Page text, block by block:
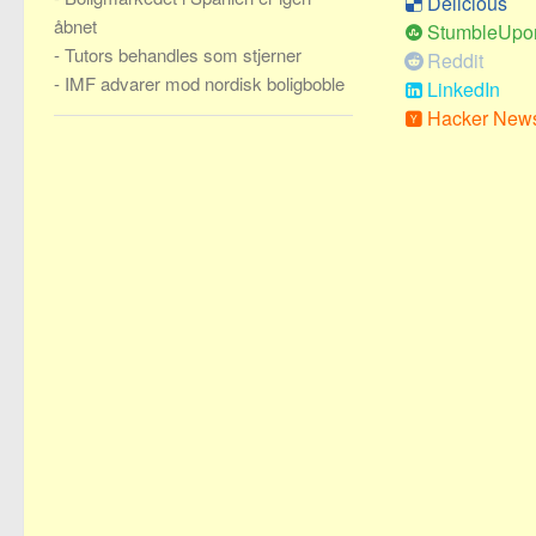
Reddit
LinkedIn
Hacker
åbnet
-Tutors behandles som stjerner
- IMF advarer mod nordisk boligboble